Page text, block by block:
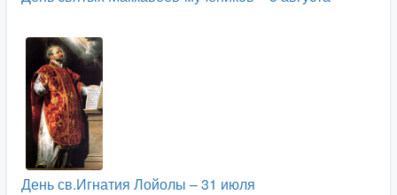
День св.Игнатия Лойолы – 31 июля